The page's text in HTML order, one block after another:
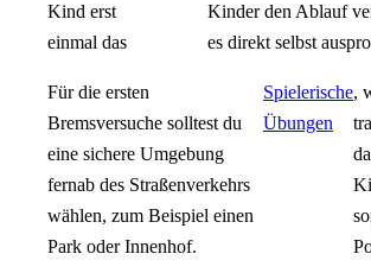
Kind erst
einmal das
Kinder den Ablauf
es direkt selbst
Für die ersten
Bremsversuche solltest du
eine sichere Umgebung
fernab des Straßenverkehrs
wählen, zum Beispiel einen
Park oder Innenhof.
Spielerische
Übungen
,